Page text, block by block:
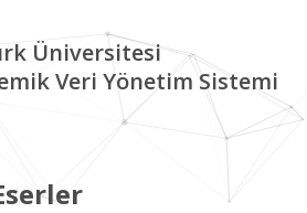
Üniversitesi
Veri Yönetim Sistemi